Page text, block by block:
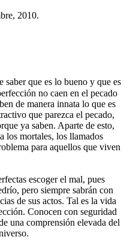
2010.
saber que es lo bueno y que es
no caen en el pecado
de manera innata lo que es
que parezca el pecado,
ya saben. Aparte de esto,
los mortales, los llamados
para aquellos que viven
escoger el mal, pues
pero siempre sabrán con
de sus actos. Tal es la vida
Conocen con seguridad
una comprensión elevada del